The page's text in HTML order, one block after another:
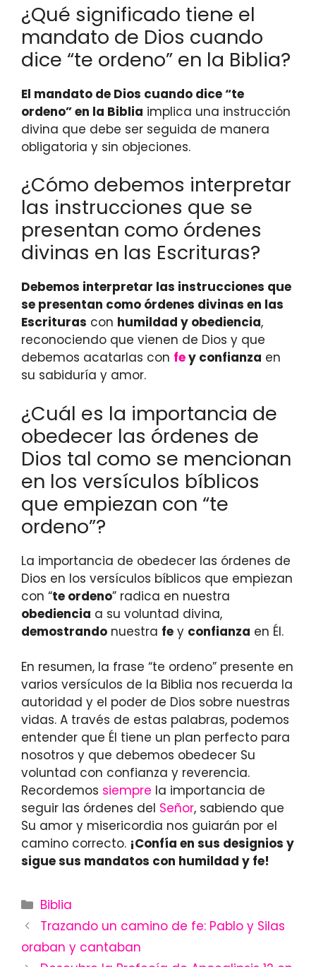
¿Qué significado tiene el
mandato de Dios cuando
dice “te ordeno” en la Biblia?
El mandato de Dios cuando dice “te
ordeno” en la Biblia implica una instrucción
divina que debe ser seguida de manera
obligatoria y sin objeciones.
¿Cómo debemos interpretar
las instrucciones que se
presentan como órdenes
divinas en las Escrituras?
Debemos interpretar las instrucciones que
se presentan como órdenes divinas en las
Escrituras con humildad y obediencia,
reconociendo que vienen de Dios y que
debemos acatarlas con fey confianza en
su sabiduría y amor.
¿Cuál es la importancia de
obedecer las órdenes de
Dios tal como se mencionan
en los versículos bíblicos
que empiezan con “te
ordeno”?
La importancia de obedecer las órdenes de
Dios en los versículos bíblicos que empiezan
con “te ordeno” radica en nuestra
obediencia a su voluntad divina,
demostrando nuestra fe y confianza en Él.
En resumen, la frase “te ordeno” presente en
varios versículos de la Biblia nos recuerda la
autoridad y el poder de Dios sobre nuestras
vidas. A través de estas palabras, podemos
entender que Él tiene un plan perfecto para
nosotros y que debemos obedecer Su
voluntad con confianza y reverencia.
Recordemos siempre la importancia de
seguir las órdenes del Señor, sabiendo que
Su amor y misericordia nos guiarán por el
camino correcto. ¡Confía en sus designios y
sigue sus mandatos con humildad y fe!
Categories
Biblia
Trazando un camino de fe: Pablo y Silas
oraban y cantaban